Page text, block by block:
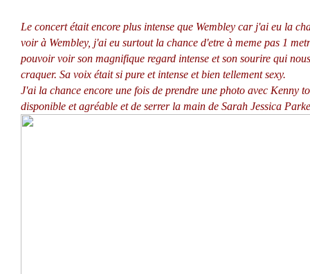
Le concert était encore plus intense que Wembley car j'ai eu la
voir à Wembley, j'ai eu surtout la chance d'etre à meme pas 1
pouvoir voir son magnifique regard intense et son sourire qui
craquer. Sa voix était si pure et intense et bien tellement sexy.
J'ai la chance encore une fois de prendre une photo avec Kenny
disponible et agréable et de serrer la main de Sarah Jessica